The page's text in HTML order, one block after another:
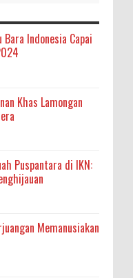
Indonesia Capai
Khas Lamongan
Puspantara di IKN:
Memanusiakan